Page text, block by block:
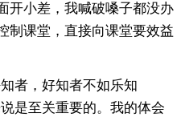
开小差，我喊破嗓子都没办
制课堂，直接向课堂要效益
者，好知者不如乐知
是至关重要的。我的体会